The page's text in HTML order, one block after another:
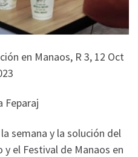
en Manaos, R 3, 12 Oct
Feparaj
semana y la solución del
el Festival de Manaos en